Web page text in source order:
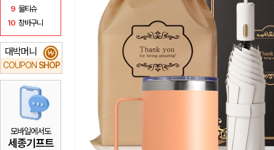
9 물티슈
10 장바구니
대박머니
COUPON SHOP
₩
모바일에서도
세종기프트